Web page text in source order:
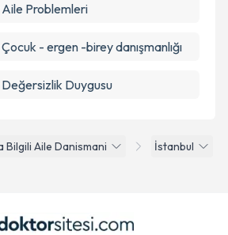
Bilgili Aile Danismani
İstanbul
Aile Problemleri
- ergen -birey danışmanlığı
Duygusu